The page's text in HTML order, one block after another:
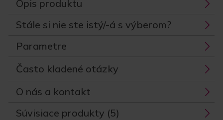
Opis produktu
Stále si nie ste istý/-á s výberom?
Parametre
Často kladené otázky
O nás a kontakt
Súvisiace produkty (5)